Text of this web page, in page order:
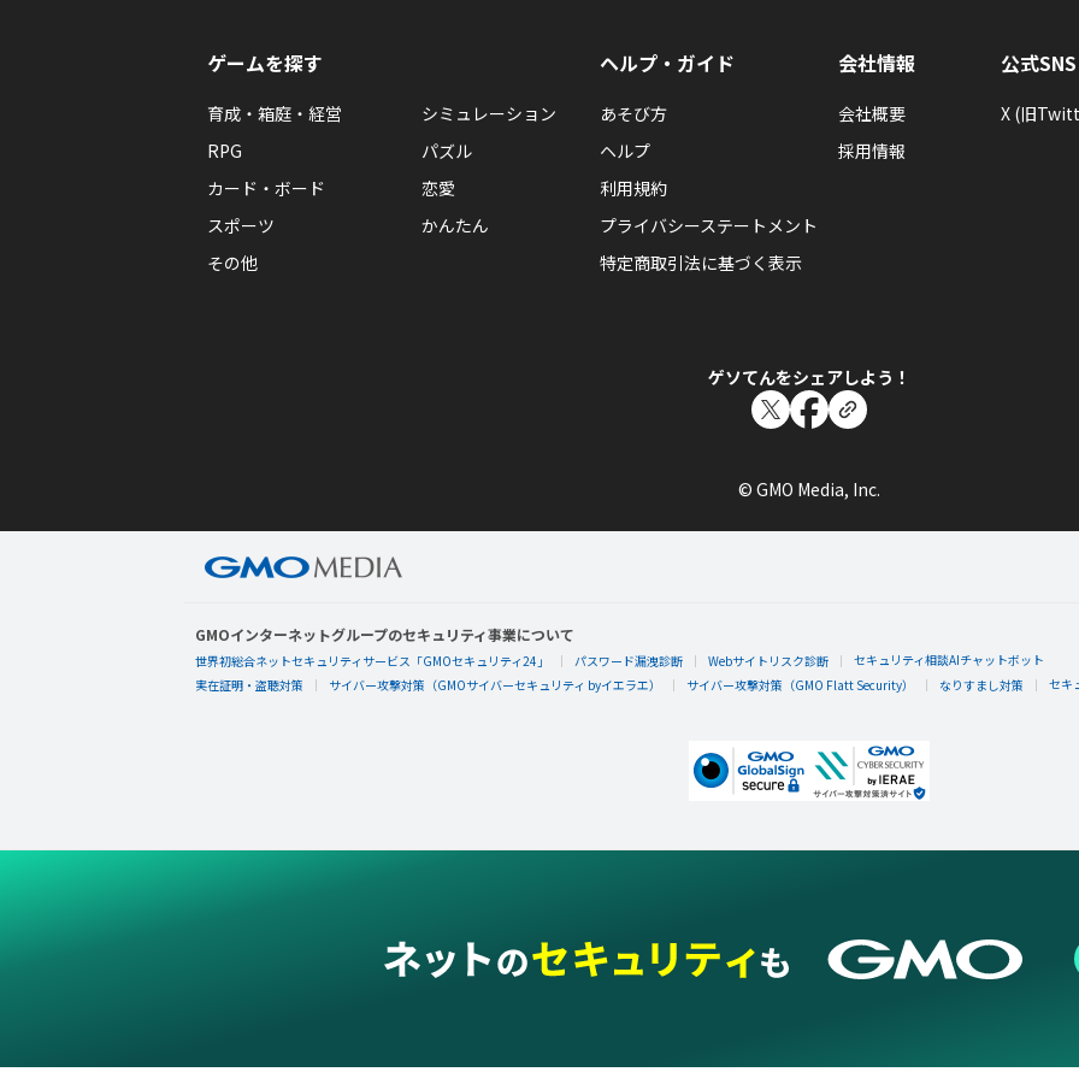
ゲームを探す
育成・箱庭・経営
シミュレーション
RPG
パズル
カード・ボード
恋愛
スポーツ
かんたん
その他
ヘルプ・ガイド
あそび方
ヘルプ
利用規約
プライバシーステートメント
特定商取引法に基づく表示
会社情報
会社概要
採用情報
公式SNS
X (旧
ゲソてんをシェアしよう！
© GMO Media, Inc.
GMOインターネットグループのセキュリティ事業について
世界初総合ネットセキュリティサービス「GMOセキュリティ24」 パスワード漏洩診断 Webサイトリスク診断
セキュリティ相談AIチャットボット
実在証明・盗聴対策
サイバー攻撃対策（GMOサイバーセキュリティ byイエラエ） サイバー攻撃対策（GMO Flatt Security） なりすまし対策 セキ